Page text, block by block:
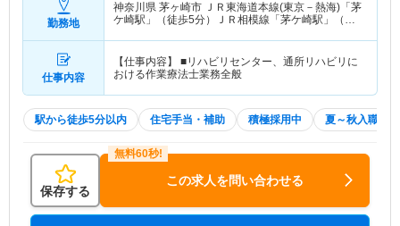
勤務地
神奈川県 茅ヶ崎市 ＪＲ東海道本線(東京－熱海)「茅
ケ崎駅」（徒歩5分）ＪＲ相模線「茅ケ崎駅」（徒
仕事内容
【仕事内容】 ■リハビリセンター、通所リハビリに
おける作業療法士業務全般
駅から徒歩5分以内 住宅手当・補助 積極採用中 夏～秋入職可
保存する
この求人を問い合わせる